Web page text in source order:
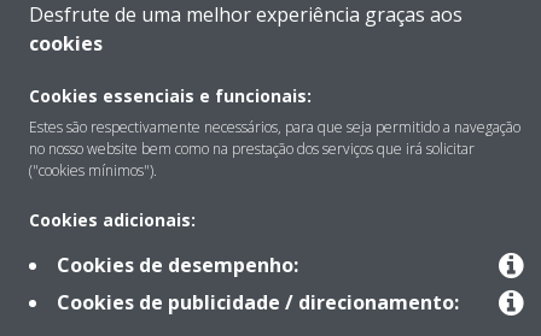
Sobre
Soluções
Contacto
Produtos
Desfrute de uma melhor experiência graças aos
cookies
Cookies essenciais e funcionais:
Estes são respectivamente necessários, para que seja permitido a navegação
no nosso website bem como na prestação dos serviços que irá solicitar
("cookies mínimos").
Cookies adicionais:
Cookies de desempenho:
Cookies de publicidade / direcionamento: